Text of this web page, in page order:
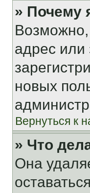
» Почему
адрес или
новых
Вернуться к
» Что
Она